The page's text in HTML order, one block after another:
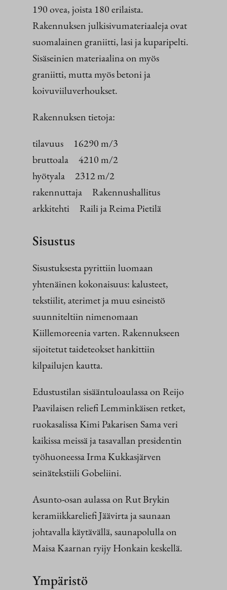
190 ovea, joista 180 erilaista.
Rakennuksen julkisivumateriaaleja ovat
suomalainen graniitti, lasi ja kuparipelti.
Sisäseinien materiaalina on myös
graniitti, mutta myös betoni ja
koivuviiluverhoukset.
Rakennuksen tietoja:
tilavuus 16290 m/3
bruttoala 4210 m/2
hyötyala 2312 m/2
rakennuttaja Rakennushallitus
arkkitehti Raili ja Reima Pietilä
Sisustus
Sisustuksesta pyrittiin luomaan
yhtenäinen kokonaisuus: kalusteet,
tekstiilit, aterimet ja muu esineistö
suunniteltiin nimenomaan
Kiillemoreenia varten. Rakennukseen
sijoitetut taideteokset hankittiin
kilpailujen kautta.
Edustustilan sisääntuloaulassa on Reijo
Paavilaisen reliefi Lemminkäisen retket,
ruokasalissa Kimi Pakarisen Sama veri
kaikissa meissä ja tasavallan presidentin
työhuoneessa Irma Kukkasjärven
seinätekstiili Gobeliini.
Asunto-osan aulassa on Rut Brykin
keramiikkareliefi Jäävirta ja saunaan
johtavalla käytävällä, saunapolulla on
Maisa Kaarnan ryijy Honkain keskellä.
Ympäristö